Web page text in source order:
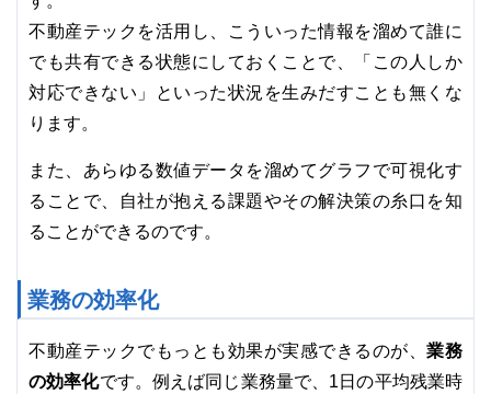
不動産テックを活用し、こういった情報を溜めて誰に
でも共有できる状態にしておくことで、「この人しか
対応できない」といった状況を生みだすことも無くな
ります。
また、あらゆる数値データを溜めてグラフで可視化す
ることで、自社が抱える課題やその解決策の糸口を知
ることができるのです。
業務の効率化
不動産テックでもっとも効果が実感できるのが、業務
の効率化です。例えば同じ業務量で、1日の平均残業時